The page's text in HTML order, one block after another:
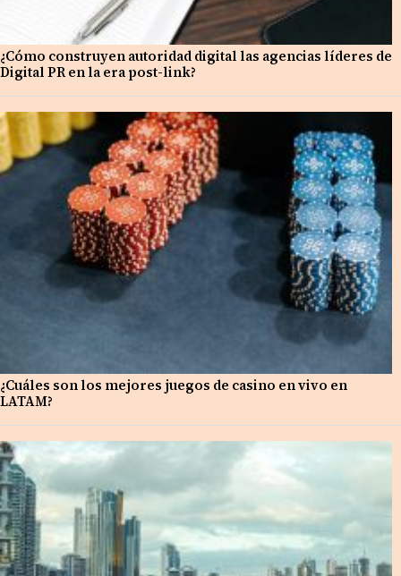
¿Cómo construyen autoridad digital las agencias líderes de
Digital PR en la era post-link?
¿Cuáles son los mejores juegos de casino en vivo en
LATAM?